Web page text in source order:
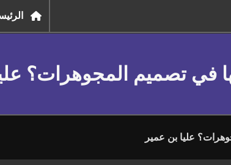
في تصميم المجوهرات؟
عليا بن عمير